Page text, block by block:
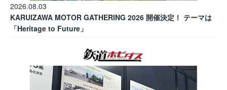
2026.08.03
KARUIZAWA MOTOR GATHERING 2026 開催決定！ テーマは
「Heritage to Future」